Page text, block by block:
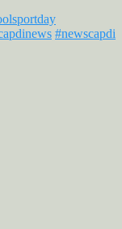
#newscapdi